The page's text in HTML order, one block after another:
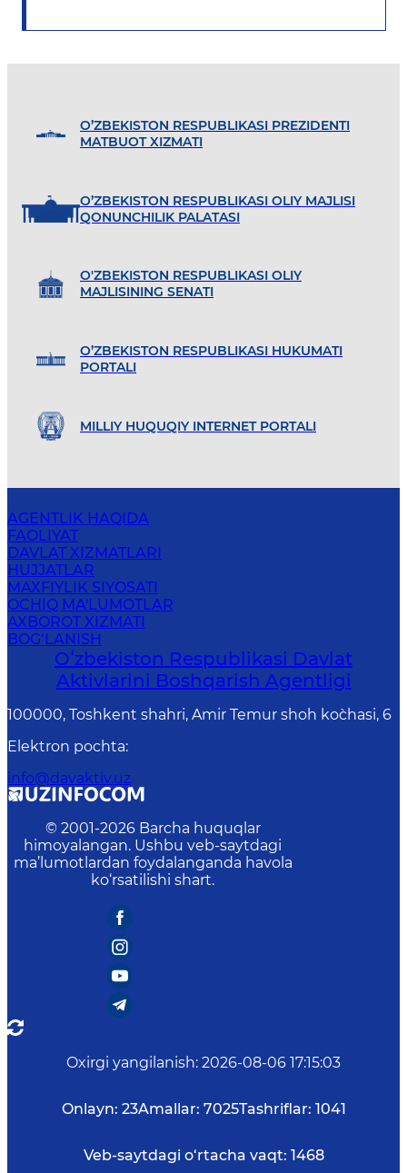
O’ZBEKISTON RESPUBLIKASI PREZIDENTI
MATBUOT XIZMATI
O’ZBEKISTON RESPUBLIKASI OLIY MAJLISI
QONUNCHILIK PALATASI
O'ZBEKISTON RESPUBLIKASI OLIY
MAJLISINING SENATI
O’ZBEKISTON RESPUBLIKASI HUKUMATI
PORTALI
MILLIY HUQUQIY INTERNET PORTALI
AGENTLIK HAQIDA
FAOLIYAT
DAVLAT XIZMATLARI
HUJJATLAR
MAXFIYLIK SIYOSATI
OCHIQ MA'LUMOTLAR
AXBOROT XIZMATI
BOG‘LANISH
Oʻzbekiston Respublikasi Davlat
Aktivlarini Boshqarish Agentligi
100000, Toshkent shahri, Amir Temur shoh ko`chasi, 6
Elektron pochta:
info@davaktiv.uz
© 2001-2026 Barcha huquqlar
himoyalangan. Ushbu veb-saytdagi
ma’lumotlardan foydalanganda havola
ko‘rsatilishi shart.
Oxirgi yangilanish: 2026-08-06 17:15:03
Onlayn: 23Amallar: 7025Tashriflar: 1041
Veb-saytdagi o‘rtacha vaqt: 1468